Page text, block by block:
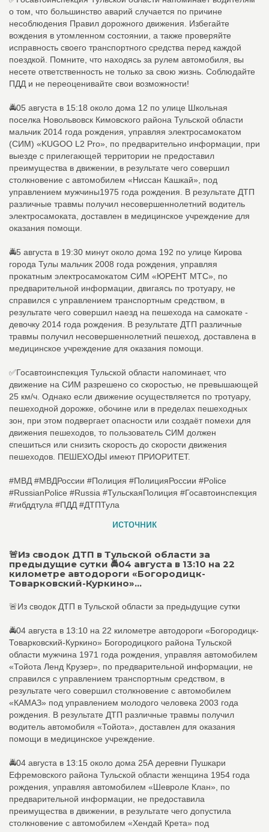
о том, что большинство аварий случается по причине
несоблюдения Правил дорожного движения. Избегайте
вождения в утомленном состоянии, а также проверяйте
исправность своего транспортного средства перед каждой
поездкой. Помните, что находясь за рулем автомобиля, вы
несете ответственность не только за свою жизнь. Соблюдайте
ПДД и не переоценивайте свои возможности!
🚔05 августа в 15:18 около дома 12 по улице Школьная
поселка Новольвовск Кимовского района Тульской области
мальчик 2014 года рождения, управляя электросамокатом
(СИМ) «KUGOO L2 Pro», по предварительно информации, при
выезде с прилегающей территории не предоставил
преимущества в движении, в результате чего совершил
столкновение с автомобилем «Ниссан Кашкай», под
управлением мужчины1975 года рождения. В результате ДТП
различные травмы получил несовершеннолетний водитель
электросамоката, доставлен в медицинское учреждение для
оказания помощи.
🚔5 августа в 19:30 минут около дома 192 по улице Кирова
города Тулы мальчик 2008 года рождения, управляя
прокатным электросамокатом СИМ «ЮРЕНТ МТС», по
предварительной информации, двигаясь по тротуару, не
справился с управлением транспортным средством, в
результате чего совершил наезд на пешехода на самокате -
девочку 2014 года рождения. В результате ДТП различные
травмы получил несовершеннолетний пешеход, доставлена в
медицинское учреждение для оказания помощи.
✅Госавтоинспекция Тульской области напоминает, что
движение на СИМ разрешено со скоростью, не превышающей
25 км/ч. Однако если движение осуществляется по тротуару,
пешеходной дорожке, обочине или в пределах пешеходных
зон, при этом подвергает опасности или создаёт помехи для
движения пешеходов, то пользователь СИМ должен
спешиться или снизить скорость до скорости движения
пешеходов. ПЕШЕХОДЫ имеют ПРИОРИТЕТ.
#МВД #МВДРоссии #Полиция #ПолицияРоссии #Police
#RussianPolice #Russia #ТульскаяПолиция #Госавтоинспекция
#гибддтула #ПДД #ДТПТула
источник
🚨Из сводок ДТП в Тульской области за
предыдущие сутки 🚔04 августа в 13:10 на 22
километре автодороги «Богородицк-
Товарковский-Куркино»...
🚨Из сводок ДТП в Тульской области за предыдущие сутки
🚔04 августа в 13:10 на 22 километре автодороги «Богородицк-
Товарковский-Куркино» Богородицкого района Тульской
области мужчина 1971 года рождения, управляя автомобилем
«Тойота Ленд Крузер», по предварительной информации, не
справился с управлением транспортным средством, в
результате чего совершил столкновение с автомобилем
«КАМАЗ» под управлением молодого человека 2003 года
рождения. В результате ДТП различные травмы получил
водитель автомобиля «Тойота», доставлен для оказания
помощи в медицинское учреждение.
🚔04 августа в 13:15 около дома 25А деревни Пушкари
Ефремовского района Тульской области женщина 1954 года
рождения, управляя автомобилем «Шевроле Клан», по
предварительной информации, не предоставила
преимущества в движении, в результате чего допустила
столкновение с автомобилем «Хендай Крета» под